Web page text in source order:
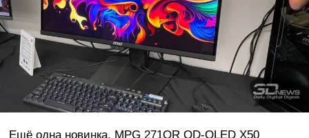
Ещё одна новинка, MPG 271QR QD-OLED X50